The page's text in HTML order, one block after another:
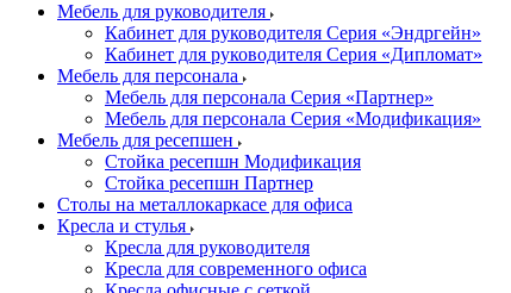
Мебель для руководителя
Кабинет для руководителя Серия «Эндргейн»
Кабинет для руководителя Серия «Дипломат»
Мебель для персонала
Мебель для персонала Серия «Партнер»
Мебель для персонала Серия «Модификация»
Мебель для ресепшен
Стойка ресепшн Модификация
Стойка ресепшн Партнер
Столы на металлокаркасе для офиса
Кресла и стулья
Кресла для руководителя
Кресла для современного офиса